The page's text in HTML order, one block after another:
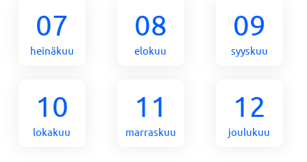
07
heinäkuu
08
elokuu
09
syyskuu
10
lokakuu
11
marraskuu
12
joulukuu